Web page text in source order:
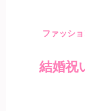
ファッシ
結婚祝